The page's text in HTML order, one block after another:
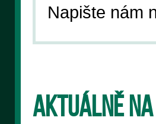
Napište nám
AKTUÁLNĚ